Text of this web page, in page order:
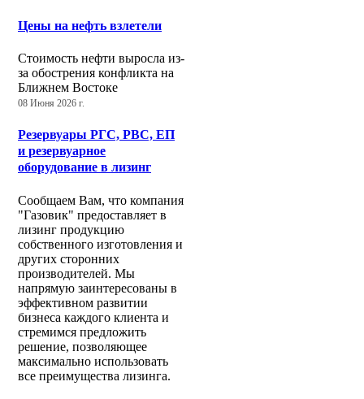
Цены на нефть взлетели
Стоимость нефти выросла из-
за обострения конфликта на
Ближнем Востоке
08 Июня 2026 г.
Резервуары РГС, РВС, ЕП
и резервуарное
оборудование в лизинг
Сообщаем Вам, что компания
"Газовик" предоставляет в
лизинг продукцию
собственного изготовления и
других сторонних
производителей. Мы
напрямую заинтересованы в
эффективном развитии
бизнеса каждого клиента и
стремимся предложить
решение, позволяющее
максимально использовать
все преимущества лизинга.